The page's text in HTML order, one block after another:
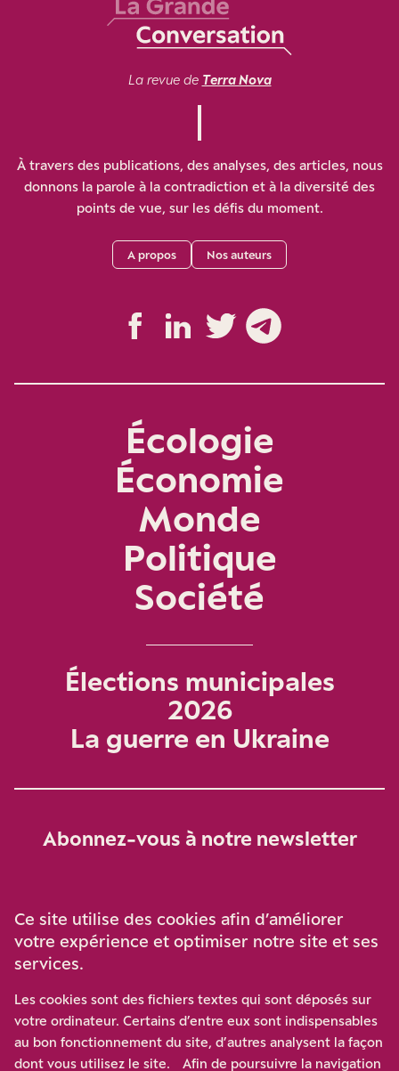
La revue de Terra Nova
À travers des publications, des analyses, des articles, nous
donnons la parole à la contradiction et à la diversité des
points de vue, sur les défis du moment.
A propos Nos auteurs
Écologie
Économie
Monde
Politique
Société
Élections municipales
2026
La guerre en Ukraine
Abonnez-vous à notre newsletter
Participez à notre effort pour conforter la démocratie en
luttant contre l’ascension aux extrêmes, et la
Ce site utilise des cookies afin d’améliorer
votre expérience et optimiser notre site et ses
services.
Les cookies sont des fichiers textes qui sont déposés sur
votre ordinateur. Certains d’entre eux sont indispensables
au bon fonctionnement du site, d’autres analysent la façon
dont vous utilisez le site. Afin de poursuivre la navigation